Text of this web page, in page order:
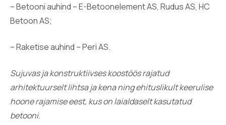
– Betooni auhind – E-Betoonelement AS, Rudus AS, HC
Betoon AS;
– Raketise auhind – Peri AS.
Sujuvas ja konstruktiivses koostöös rajatud
arhitektuurselt lihtsa ja kena ning ehituslikult keerulise
hoone rajamise eest, kus on laialdaselt kasutatud
betooni.